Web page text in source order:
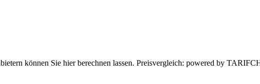
können Sie hier berechnen lassen. Preisvergleich: powered by